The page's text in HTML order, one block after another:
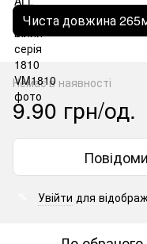
Чиста довжина
Немає в наявності
9.90 грн/од.
Увійти для